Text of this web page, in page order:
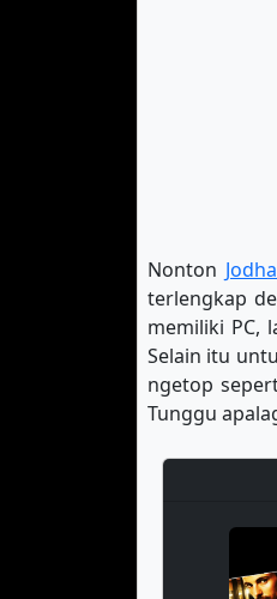
Nonton
terlengkap
memiliki PC,
Selain itu
ngetop
Tunggu